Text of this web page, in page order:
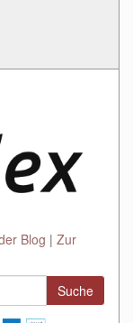
Blog
Zur
Suche